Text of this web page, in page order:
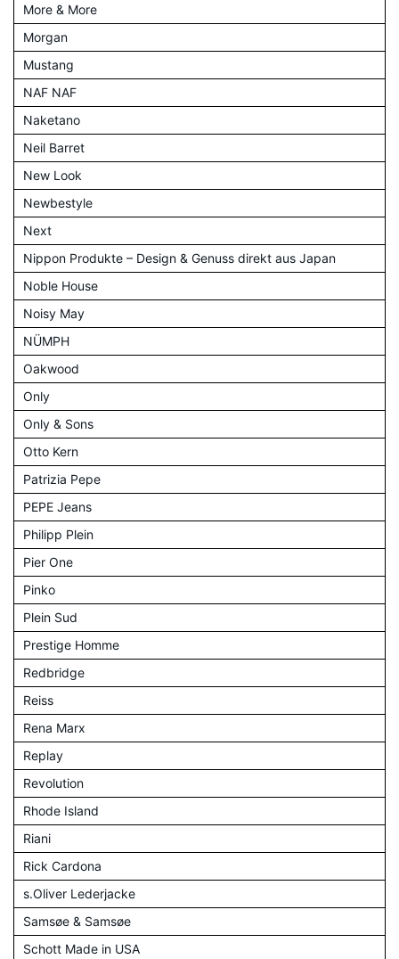
More & More
Morgan
Mustang
NAF NAF
Naketano
Neil Barret
New Look
Newbestyle
Next
Nippon Produkte – Design & Genuss direkt aus Japan
Noble House
Noisy May
NÜMPH
Oakwood
Only
Only & Sons
Otto Kern
Patrizia Pepe
PEPE Jeans
Philipp Plein
Pier One
Pinko
Plein Sud
Prestige Homme
Redbridge
Reiss
Rena Marx
Replay
Revolution
Rhode Island
Riani
Rick Cardona
s.Oliver Lederjacke
Samsøe & Samsøe
Schott Made in USA